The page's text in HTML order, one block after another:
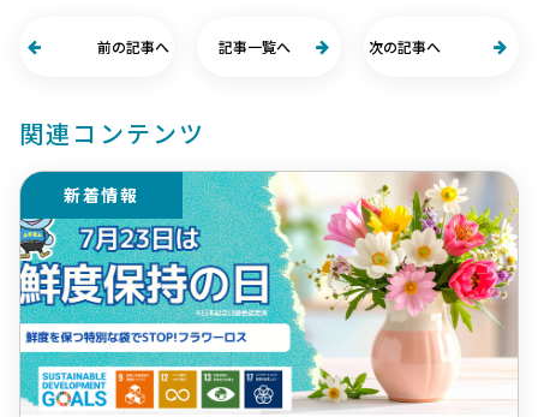
前の記事へ 記事一覧へ 次の記事へ
関連コンテンツ
新着情報